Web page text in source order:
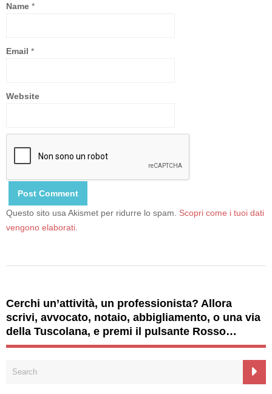
Name *
Email *
Website
Questo sito usa Akismet per ridurre lo spam. Scopri come i tuoi dati
vengono elaborati
Cerchi un’attività, un professionista? Allora
scrivi, avvocato, notaio, abbigliamento, o una via
della Tuscolana, e premi il pulsante Rosso…